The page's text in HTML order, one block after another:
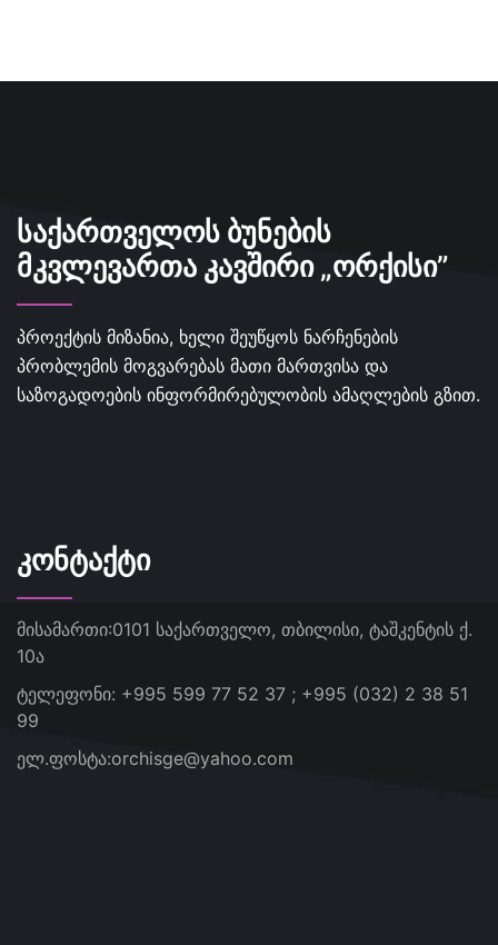
ᲡᲐᲥᲐᲠᲗᲕᲔᲚᲝᲡ ᲑᲣᲜᲔᲑᲘᲡ
ᲛᲙᲕᲚᲔᲕᲐᲠᲗᲐ ᲙᲐᲕᲨᲘᲠᲘ „ᲝᲠᲥᲘᲡᲘ”
პროექტის მიზანია, ხელი შეუწყოს ნარჩენების
პრობლემის მოგვარებას მათი მართვისა და
საზოგადოების ინფორმირებულობის ამაღლების გზით.
ᲙᲝᲜᲢᲐᲥᲢᲘ
მისამართი:0101 საქართველო, თბილისი, ტაშკენტის ქ.
10ა
ტელეფონი: +995 599 77 52 37 ; +995 (032) 2 38 51
99
ელ.ფოსტა:orchisge@yahoo.com